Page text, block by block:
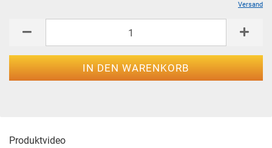
Versand
Produktvideo